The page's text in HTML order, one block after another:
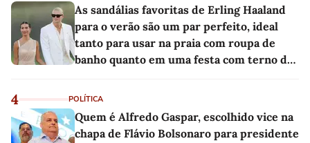
As sandálias favoritas de Erling Haaland
para o verão são um par perfeito, ideal
tanto para usar na praia com roupa de
banho quanto em uma festa com terno de
4 POLÍTICA
Quem é Alfredo Gaspar, escolhido vice na
chapa de Flávio Bolsonaro para presidente